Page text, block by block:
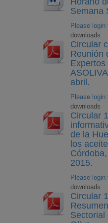
Semana
Please login
downloads
Circular
Reunión
abril.
Please login
downloads
Circular
de la
los
2015.
Please login
downloads
Circular
Sectorial